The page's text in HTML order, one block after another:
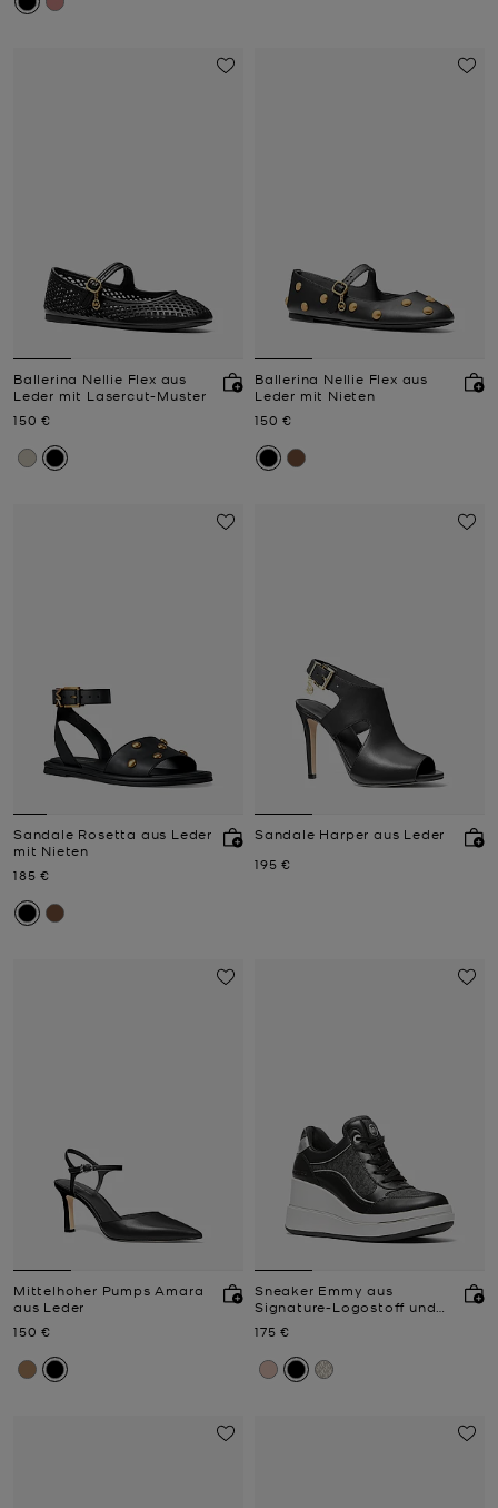
Ballerina Nellie Flex aus
Leder mit Lasercut-Muster
Jetzt
150 €
Ballerina Nellie Flex aus
Leder mit Nieten
Jetzt
150 €
Sandale Rosetta aus Leder
mit Nieten
Jetzt
185 €
Sandale Harper aus Leder
Jetzt
195 €
Mittelhoher Pumps Amara
aus Leder
Jetzt
150 €
Sneaker Emmy aus
Signature-Logostoff und
Jetzt
175 €